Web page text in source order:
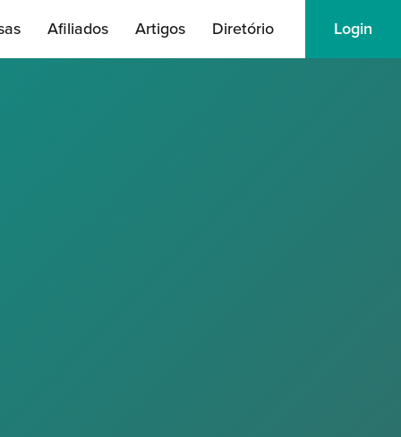
Afiliados Artigos Diretório Login